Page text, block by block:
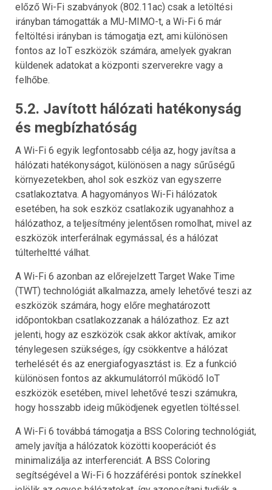
előző Wi-Fi szabványok (802.11ac) csak a letöltési
irányban támogatták a MU-MIMO-t, a Wi-Fi 6 már
feltöltési irányban is támogatja ezt, ami különösen
fontos az IoT eszközök számára, amelyek gyakran
küldenek adatokat a központi szerverekre vagy a
felhőbe.
5.2. Javított hálózati hatékonyság
és megbízhatóság
A Wi-Fi 6 egyik legfontosabb célja az, hogy javítsa a
hálózati hatékonyságot, különösen a nagy sűrűségű
környezetekben, ahol sok eszköz van egyszerre
csatlakoztatva. A hagyományos Wi-Fi hálózatok
esetében, ha sok eszköz csatlakozik ugyanahhoz a
hálózathoz, a teljesítmény jelentősen romolhat, mivel az
eszközök interferálnak egymással, és a hálózat
túlterheltté válhat.
A Wi-Fi 6 azonban az előrejelzett Target Wake Time
(TWT) technológiát alkalmazza, amely lehetővé teszi az
eszközök számára, hogy előre meghatározott
időpontokban csatlakozzanak a hálózathoz. Ez azt
jelenti, hogy az eszközök csak akkor aktívak, amikor
ténylegesen szükséges, így csökkentve a hálózat
terhelését és az energiafogyasztást is. Ez a funkció
különösen fontos az akkumulátorról működő IoT
eszközök esetében, mivel lehetővé teszi számukra,
hogy hosszabb ideig működjenek egyetlen töltéssel.
A Wi-Fi 6 továbbá támogatja a BSS Coloring technológiát,
amely javítja a hálózatok közötti kooperációt és
minimalizálja az interferenciát. A BSS Coloring
segítségével a Wi-Fi 6 hozzáférési pontok színekkel